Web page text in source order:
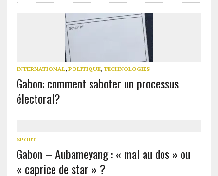
INTERNATIONAL, POLITIQUE, TECHNOLOGIES
Gabon: comment saboter un processus
électoral?
SPORT
Gabon – Aubameyang : « mal au dos » ou
« caprice de star » ?